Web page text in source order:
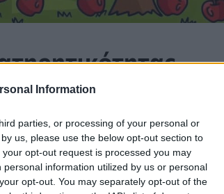
Information
parties, or processing of your personal or
us, please use the below opt-out section to
opt-out request is processed you may
information utilized by us or personal
opt-out. You may separately opt-out of the
δείτε την απάντηση στην